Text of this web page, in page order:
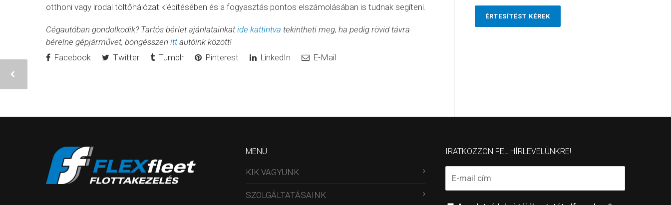
otthoni vagy irodai töltőhálózat kiépítésében és a fogyasztás pontos elszámolásában is tudnak segíteni.
Cégautóban gondolkodik? Tartós bérlet ajánlatainkatide kattintva tekintheti meg, ha pedig rövid távra
bérelne gépjárművet, böngésszen ittautóink között!
Facebook
Twitter Tumblr Pinterest LinkedIn E-Mail
ÉRTESÍTÉST KÉREK
MENÜ
KIK VAGYUNK
SZOLGÁLTATÁSAINK
IRATKOZZON FEL HÍRLEVELÜNKRE!